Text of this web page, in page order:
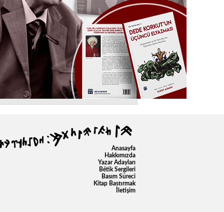
Anasayfa
Hakkımızda
Yazar Adayları
Bétik Sergileri
Basım Süreci
Kitap Bastırmak
İletişim